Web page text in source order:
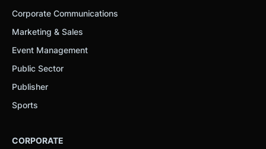
Corporate Communications
Marketing & Sales
Event Management
Public Sector
Publisher
Sports
CORPORATE